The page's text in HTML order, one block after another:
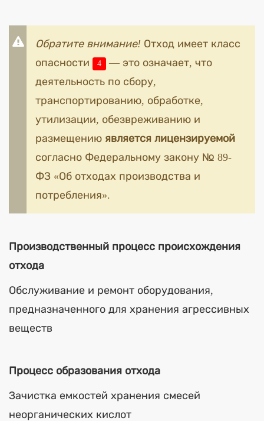
Обратите внимание! Отход имеет класс
опасности
4
— это означает, что
деятельность по сбору,
транспортированию, обработке,
утилизации, обезвреживанию и
размещению является лицензируемой
согласно Федеральному закону № 89-
ФЗ «Об отходах производства и
потребления».
Производственный процесс происхождения
отхода
Обслуживание и ремонт оборудования,
предназначенного для хранения агрессивных
веществ
Процесс образования отхода
Зачистка емкостей хранения смесей
неорганических кислот